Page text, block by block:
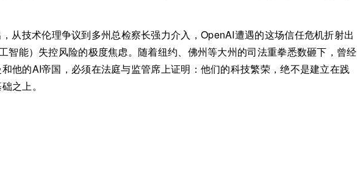
从技术伦理争议到多州总检察长强力介入，OpenAI遭遇的这场信任危机折射出
智能）失控风险的极度焦虑。随着纽约、佛州等大州的司法重拳悉数砸下，曾经
他的AI帝国，必须在法庭与监管席上证明：他们的科技繁荣，绝不是建立在践
之上。